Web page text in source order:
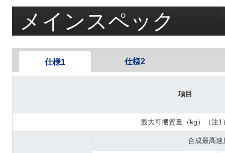
メインスペック
仕様1
項目
最大可搬質量（kg）（注1
合成最高
仕様2